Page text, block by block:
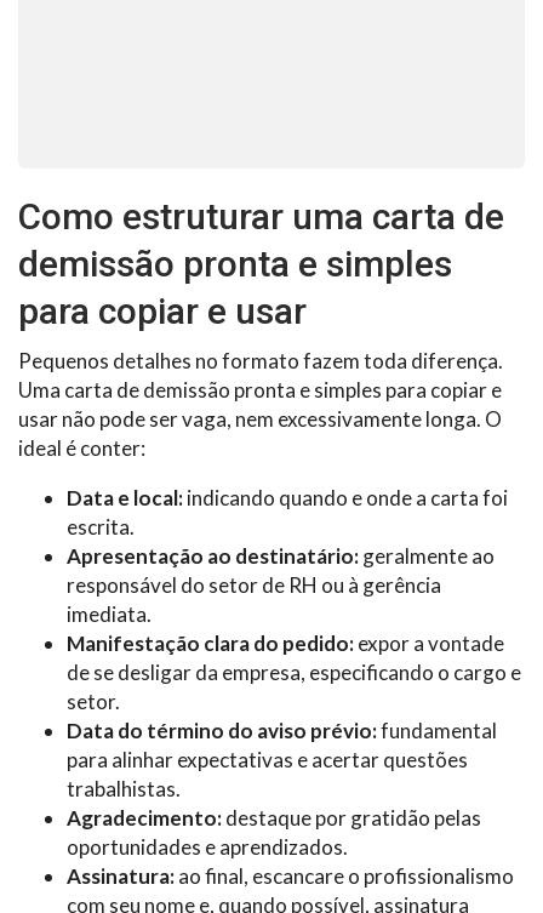
Como estruturar uma carta de
demissão pronta e simples
para copiar e usar
Pequenos detalhes no formato fazem toda diferença.
Uma carta de demissão pronta e simples para copiar e
usar não pode ser vaga, nem excessivamente longa. O
ideal é conter:
Data e local:indicando quando e onde a carta foi
escrita.
Apresentação ao destinatário:geralmente ao
responsável do setor de RH ou à gerência
imediata.
Manifestação clara do pedido:expor a vontade
de se desligar da empresa, especificando o cargo e
setor.
Data do término do aviso prévio:fundamental
para alinhar expectativas e acertar questões
trabalhistas.
Agradecimento:destaque por gratidão pelas
oportunidades e aprendizados.
Assinatura:ao final, escancare o profissionalismo
com seu nome e, quando possível, assinatura